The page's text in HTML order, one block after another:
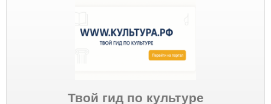
Твой гид по культуре